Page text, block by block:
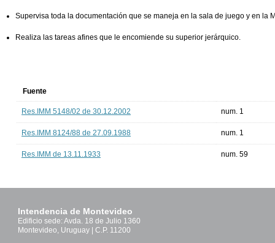
Supervisa toda la documentación que se maneja en la sala de juego y en la
Realiza las tareas afines que le encomiende su superior jerárquico.
Fuente
Res.IMM 5148/02 de 30.12.2002 num. 1
Res.IMM 8124/88 de 27.09.1988 num. 1
Res.IMM de 13.11.1933 num. 59
Intendencia de Montevideo
Edificio sede: Avda. 18 de Julio 1360
Montevideo, Uruguay | C.P. 11200